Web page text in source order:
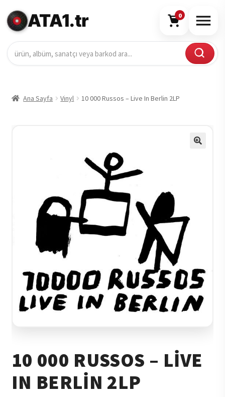
ATA1.tr 0
Ana Sayfa Vinyl 10 000 Russos – Live In Berlin 2LP
10 000 RUSSOS – LIVE
IN BERLIN 2LP